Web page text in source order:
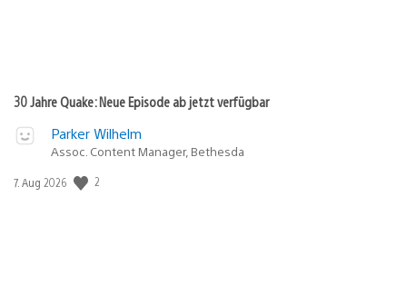
30 Jahre Quake: Neue Episode ab jetzt verfügbar
Parker Wilhelm
Assoc. Content Manager, Bethesda
Veröffentlichungsdatum:
7. Aug 2026 2